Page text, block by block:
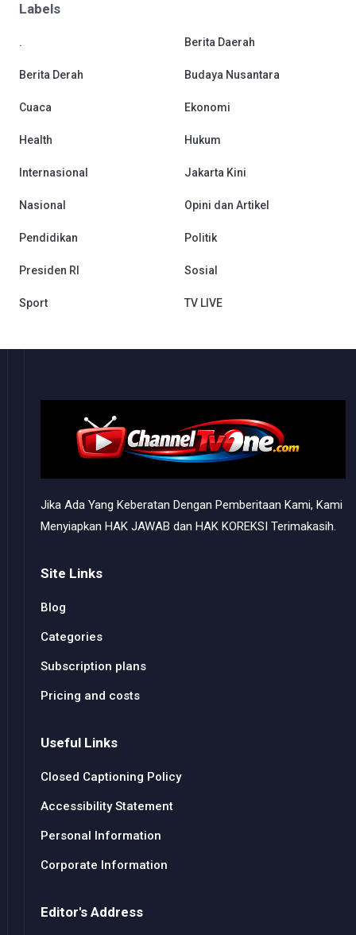
Labels
. Berita Daerah
Berita Derah Budaya Nusantara
Cuaca Ekonomi
Health Hukum
Internasional Jakarta Kini
Nasional Opini dan Artikel
Pendidikan Politik
Presiden RI Sosial
Sport TV LIVE
Jika Ada Yang Keberatan Dengan Pemberitaan Kami, Kami
Menyiapkan HAK JAWAB dan HAK KOREKSI Terimakasih.
Site Links
Blog
Categories
Subscription plans
Pricing and costs
Useful Links
Closed Captioning Policy
Accessibility Statement
Personal Information
Corporate Information
Editor's Address